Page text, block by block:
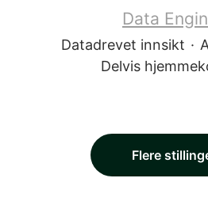
Data
Datadrevet innsikt ·
Delvis
Flere